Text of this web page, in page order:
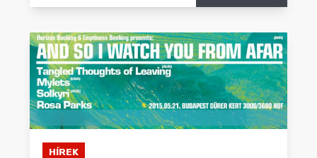
HÍREK